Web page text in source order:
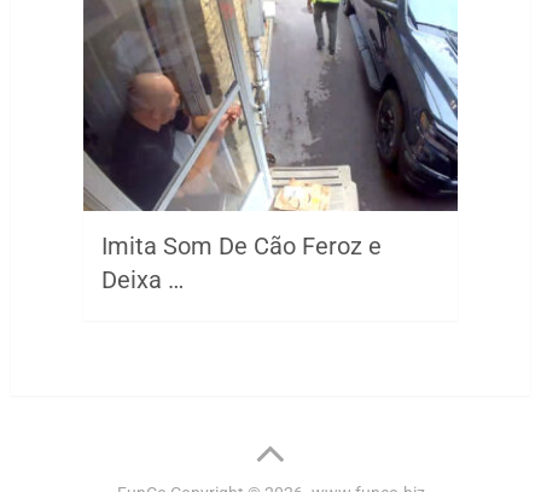
Imita Som De Cão Feroz e
Deixa …